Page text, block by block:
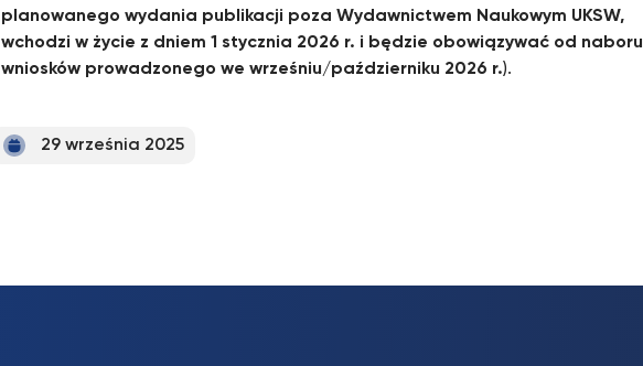
planowanego wydania publikacji poza Wydawnictwem Naukowym UKSW,
wchodzi w życie z dniem 1 stycznia 2026 r. i będzie obowiązywać od naboru
wniosków prowadzonego we wrześniu/październiku 2026 r.).
29 września 2025